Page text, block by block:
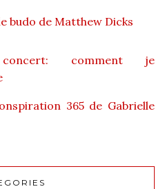
budo de Matthew Dicks
comment je
365 de Gabrielle